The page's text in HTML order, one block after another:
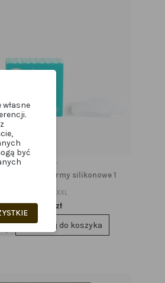
RZĘSY
„One” XXL – formy silikonowe 1
INLEIONE.XXL
16,99 zł
Dodaj do koszyka
być